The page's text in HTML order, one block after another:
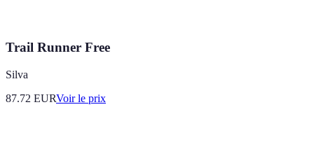
Trail Runner Free
Silva
87.72 EURVoir le prix